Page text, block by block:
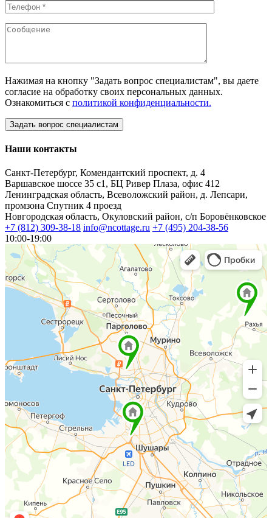
Нажимая на кнопку "Задать вопрос специалистам", вы даете
согласие на обработку своих персональных данных.
Ознакомиться с политикой конфиденциальности.
Наши контакты
Санкт-Петербург, Комендантский проспект, д. 4
Варшавское шоссе 35 с1, БЦ Ривер Плаза, офис 412
Ленинградская область, Всеволожский район, д. Лепсари,
промзона Спутник 4 проезд
Новгородская область, Окуловский район, с/п Боровёнковское
+7 (812) 309-38-18 info@ncottage.ru +7 (495) 204-38-56
10:00-19:00